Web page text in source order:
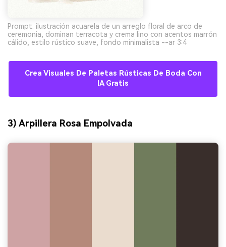
Prompt: ilustración acuarela de un arreglo floral de arco de
ceremonia, dominan terracota y crema lino con acentos marrón
cálido, estilo rústico suave, fondo minimalista --ar 3:4
Crea Visuales De Paletas Rústicas De Boda Con
IA Gratis
3) Arpillera Rosa Empolvada